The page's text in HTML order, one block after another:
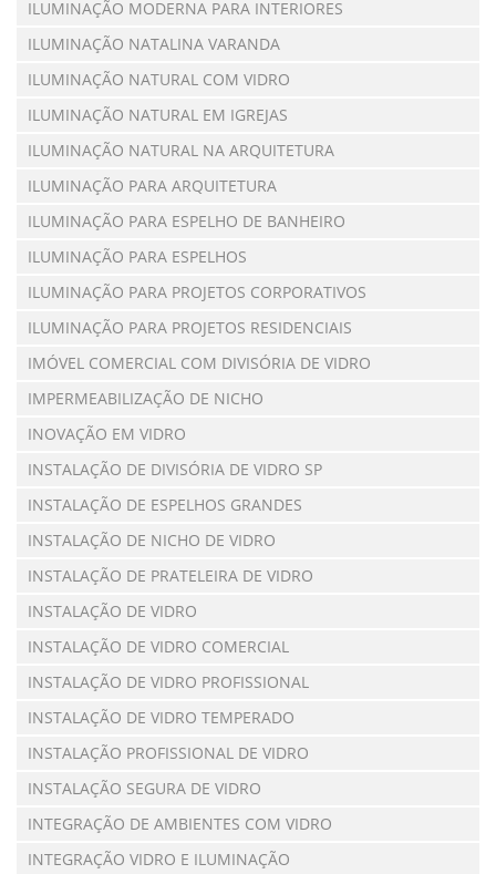
ILUMINAÇÃO MODERNA PARA INTERIORES
ILUMINAÇÃO NATALINA VARANDA
ILUMINAÇÃO NATURAL COM VIDRO
ILUMINAÇÃO NATURAL EM IGREJAS
ILUMINAÇÃO NATURAL NA ARQUITETURA
ILUMINAÇÃO PARA ARQUITETURA
ILUMINAÇÃO PARA ESPELHO DE BANHEIRO
ILUMINAÇÃO PARA ESPELHOS
ILUMINAÇÃO PARA PROJETOS CORPORATIVOS
ILUMINAÇÃO PARA PROJETOS RESIDENCIAIS
IMÓVEL COMERCIAL COM DIVISÓRIA DE VIDRO
IMPERMEABILIZAÇÃO DE NICHO
INOVAÇÃO EM VIDRO
INSTALAÇÃO DE DIVISÓRIA DE VIDRO SP
INSTALAÇÃO DE ESPELHOS GRANDES
INSTALAÇÃO DE NICHO DE VIDRO
INSTALAÇÃO DE PRATELEIRA DE VIDRO
INSTALAÇÃO DE VIDRO
INSTALAÇÃO DE VIDRO COMERCIAL
INSTALAÇÃO DE VIDRO PROFISSIONAL
INSTALAÇÃO DE VIDRO TEMPERADO
INSTALAÇÃO PROFISSIONAL DE VIDRO
INSTALAÇÃO SEGURA DE VIDRO
INTEGRAÇÃO DE AMBIENTES COM VIDRO
INTEGRAÇÃO VIDRO E ILUMINAÇÃO